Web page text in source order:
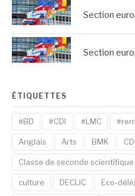
Section
Section
ÉTIQUETTES
#BD #CDI #LMC
Anglais Arts BMK CDI
Classe de seconde scientifique
culture DECLIC Eco-